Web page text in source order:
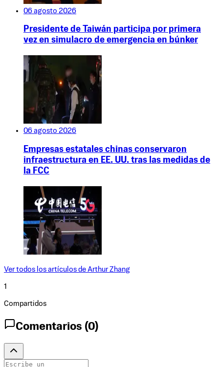
06 agosto 2026
Presidente de Taiwán participa por primera
vez en simulacro de emergencia en búnker
06 agosto 2026
Empresas estatales chinas conservaron
infraestructura en EE. UU. tras las medidas de
la FCC
Ver todos los artículos de Arthur Zhang
1
Compartidos
Comentarios (0)